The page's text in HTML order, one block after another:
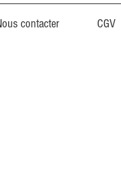
contacter CGV